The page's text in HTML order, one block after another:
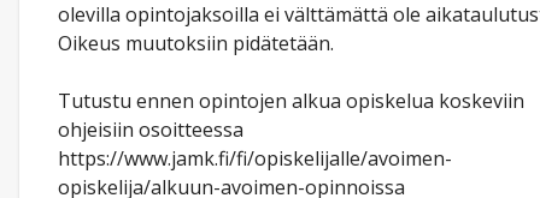
olevilla opintojaksoilla ei välttämättä ole
Oikeus muutoksiin pidätetään.
Tutustu ennen opintojen alkua opiskelua koskeviin
ohjeisiin osoitteessa
https://www.jamk.fi/fi/opiskelijalle/avoimen-
opiskelija/alkuun-avoimen-opinnoissa